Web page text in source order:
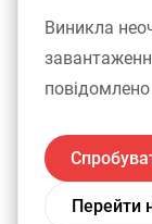
Виникла
Перейти